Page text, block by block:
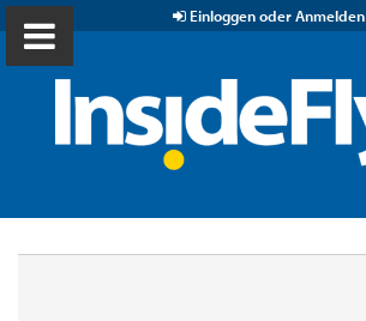
Einloggen oder Anmelden